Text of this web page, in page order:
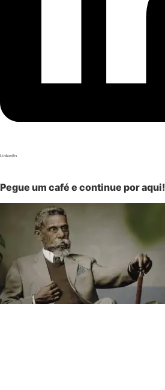
LinkedIn
Pegue um café e continue por aqui!